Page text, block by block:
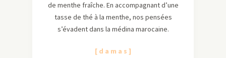
de menthe fraîche. En accompagnant d’une
tasse de thé à la menthe, nos pensées
s’évadent dans la médina marocaine.
[ d a m a s ]